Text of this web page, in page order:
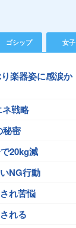
ゴシップ 女子
楽器姿に感涙か
戦略
秘密
20kg減
NG行動
れ苦悩
れる